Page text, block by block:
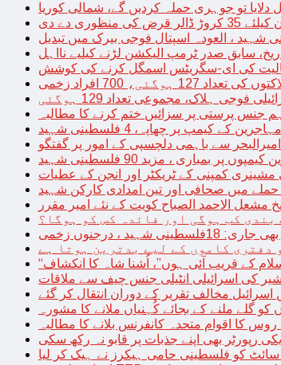
دلایا تو جوہری حملہ کردیں گے، شمالی کوریا
منظوری دے دی
سابق صدر ٹرمپ الیکشن لڑنے کیلیے نااہل
700 افراد زخمی
جنس پرستی پر سزائیں ختم کرنے کا مطالبہ
کے کیمپ پر چھاپہ، 4 فلسطینی شہید
سے باہمی دلچسپی کے امور پر گفتگو
بمباری ، مزید 90 فلسطینی شہید
مشینری کمپنی کے ٹریکٹر اور انجن کے عطیات
میں صحافی اور تین امدادی کارکن شہید
مشعل الاحمد الصباح کویت کے نئے امیر مقرر
بندی کب ہوگی اور فائدہ کس کو ہوگا؟
دفتری کاموں کے لیے بدترین ہوتا ہے
کے قریب آئی ہوں”، اُشنا شاہ کا انکشاف
کی اسرائیلی انٹیلی جنس چیف سے ملاقات
اسرائیل مخالف تقریر کے دوران انتقال کر گئے
گلے ملنے کے بجائے کُہنیاں ملانے کا مشورہ
کا اقوام متحدہ کانفرنس بلانے کا مطالبہ
رپورٹر بھی اپنے جذبات پر قابو نہ رکھ سکی
سائٹ کو فلسطینی حامی ہیکرز نے ہیک کر لیا